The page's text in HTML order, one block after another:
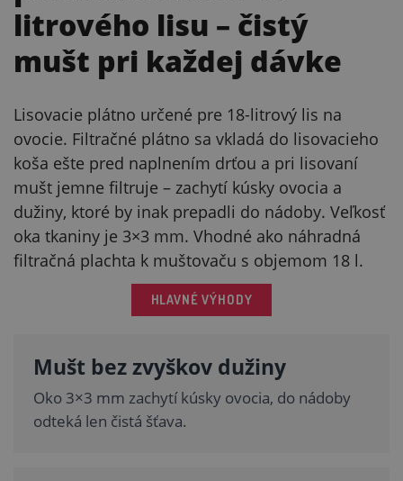
litrového lisu – čistý
mušt pri každej dávke
Lisovacie plátno určené pre 18-litrový lis na
ovocie. Filtračné plátno sa vkladá do lisovacieho
koša ešte pred naplnením drťou a pri lisovaní
mušt jemne filtruje – zachytí kúsky ovocia a
dužiny, ktoré by inak prepadli do nádoby. Veľkosť
oka tkaniny je 3×3 mm. Vhodné ako náhradná
filtračná plachta k muštovaču s objemom 18 l.
HLAVNÉ VÝHODY
Mušt bez zvyškov dužiny
Oko 3×3 mm zachytí kúsky ovocia, do nádoby
odteká len čistá šťava.